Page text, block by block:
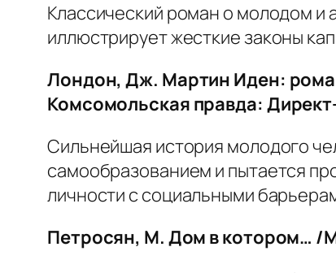
Классический роман о молодом
иллюстрирует жесткие законы
Лондон, Дж. Мартин Иден:
Комсомольская правда:
Сильнейшая история молодого
самообразованием и пытается
личности с социальными
Петросян, М. Дом в котором… /